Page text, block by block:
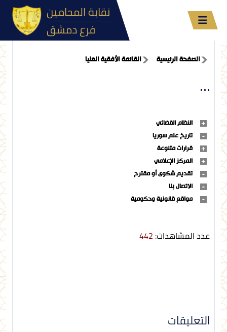
فرع دمشق
الصفحة الرئيسية القائمة الأفقية العليا
...
النظام القضائي
تاريخ علم سوريا
قرارات متنوعة
المركز الإعلامي
تقديم شكوى أو مقترح
الاتصال بنا
مواقع قانونية وحكومية
عدد المشاهدات: 442
التعليقات